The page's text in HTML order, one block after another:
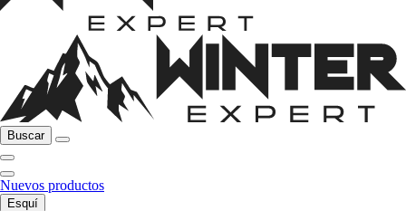
Buscar
Nuevos productos
Esquí